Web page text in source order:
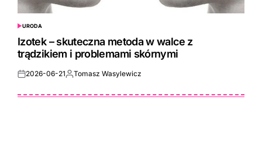
POSTED
IN
URODA
Izotek – skuteczna metoda w walce z
trądzikiem i problemami skórnymi
Posted
2026-06-21Posted
Tomasz Wasylewicz